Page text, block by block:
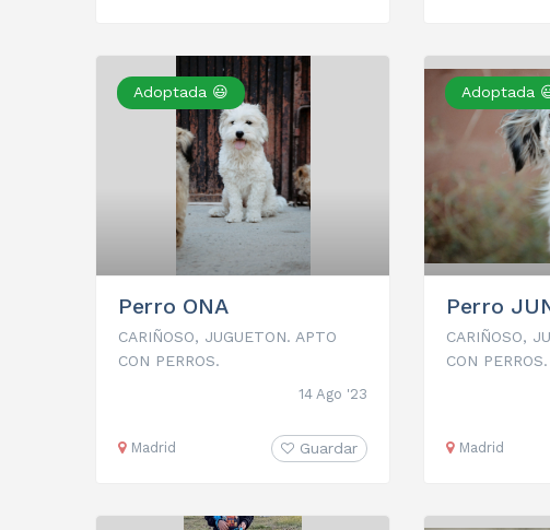
Adoptada 😃
Perro ONA
CARIÑOSO, JUGUETON. APTO
CON PERROS.
14 Ago '23
Madrid Guardar
Adoptada
Perro
CARIÑOSO,
CON PERROS.
Madrid